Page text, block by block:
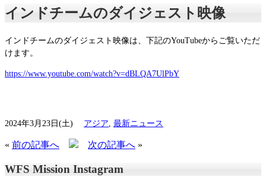
インドチームのダイジェスト映像
インドチームのダイジェスト映像は、下記のYouTubeからご覧いただ
けます。
https://www.youtube.com/watch?v=dBLQA7UlPbY
2024年3月23日(土) アジア 最新ニュース
« 前の記事へ 次の記事へ »
WFS Mission Instagram